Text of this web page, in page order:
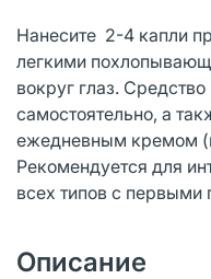
Нанесите 2-4 капли
легкими
вокруг глаз.
самостоятельно, а
ежедневным кремом
Рекомендуется для
всех типов с первыми
Описание